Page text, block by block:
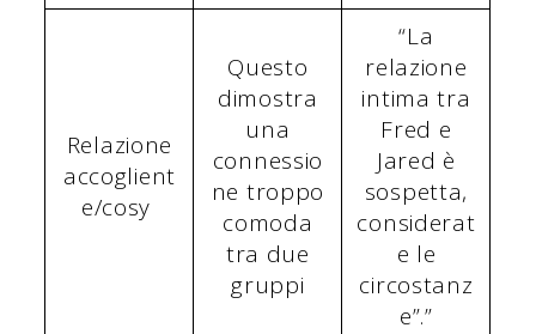
Relazione
accoglient
e/cosy
Questo
dimostra
una
connessio
ne troppo
comoda
tra due
gruppi
“La
relazione
intima tra
Fred e
Jared è
sospetta,
considerat
e le
circostanz
e”.”